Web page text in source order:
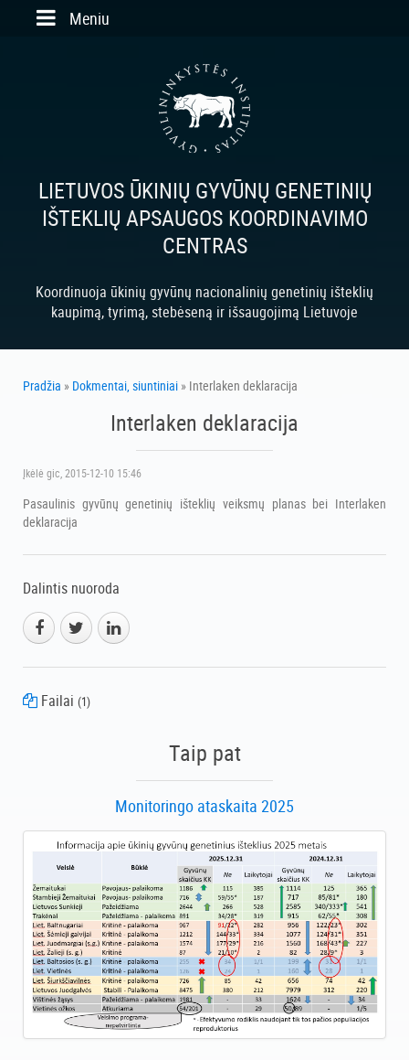
Skip to main content
Meniu
LIETUVOS ŪKINIŲ GYVŪNŲ GENETINIŲ
IŠTEKLIŲ APSAUGOS KOORDINAVIMO
CENTRAS
Koordinuoja ūkinių gyvūnų nacionalinių genetinių išteklių
kaupimą, tyrimą, stebėseną ir išsaugojimą Lietuvoje
Pradžia » Dokmentai, siuntiniai » Interlaken deklaracija
Interlaken deklaracija
Įkėlė gic, 2015-12-10 15:46
Pasaulinis gyvūnų genetinių išteklių veiksmų planas bei Interlaken
deklaracija
Dalintis nuoroda
Failai (1)
Taip pat
Monitoringo ataskaita 2025